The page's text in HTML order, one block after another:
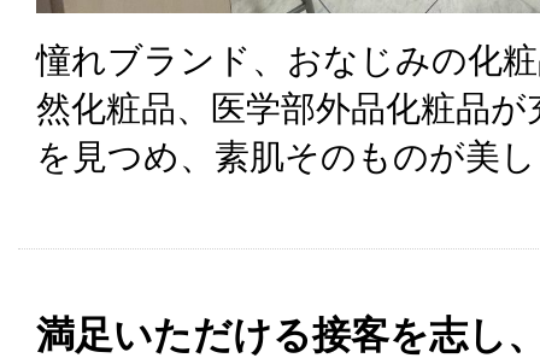
憧れブランド、おなじみの化
然化粧品、医学部外品化粧品
を見つめ、素肌そのものが美
満足いただける接客を志し